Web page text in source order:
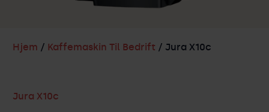
Hjem / Kaffemaskin Til Bedrift / Jura X10c
Jura X10c